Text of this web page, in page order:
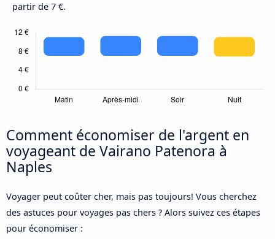
partir de 7 €.
Comment économiser de l'argent en
voyageant de Vairano Patenora à
Naples
Voyager peut coûter cher, mais pas toujours! Vous cherchez
des astuces pour voyages pas chers ? Alors suivez ces étapes
pour économiser :